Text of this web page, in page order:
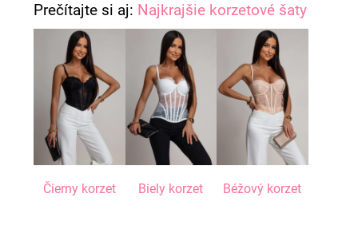
Prečítajte si aj: Najkrajšie korzetové šaty
Čierny korzet Biely korzet Béžový korzet
HĽADAŤ